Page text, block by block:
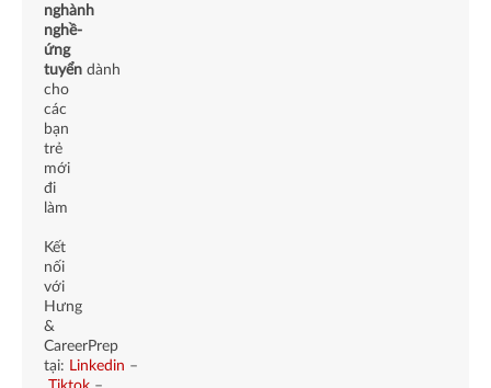
nghành
nghề-
ứng
tuyển dành
cho
các
bạn
trẻ
mới
đi
làm
Kết
nối
với
Hưng
&
CareerPrep
tại: Linkedin –